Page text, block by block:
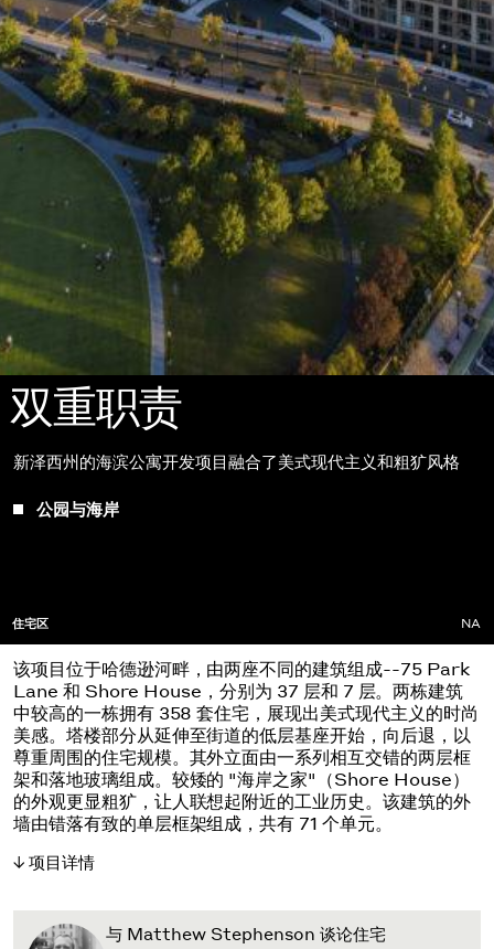
双重职责
新泽西州的海滨公寓开发项目融合了美式现代主义和粗犷风格
公园与海岸
住宅区 NA
该项目位于哈德逊河畔，由两座不同的建筑组成--75 Park
Lane 和 Shore House，分别为 37 层和 7 层。两栋建筑
中较高的一栋拥有 358 套住宅，展现出美式现代主义的时尚
美感。塔楼部分从延伸至街道的低层基座开始，向后退，以
尊重周围的住宅规模。其外立面由一系列相互交错的两层框
架和落地玻璃组成。较矮的 "海岸之家"（Shore House）
的外观更显粗犷，让人联想起附近的工业历史。该建筑的外
墙由错落有致的单层框架组成，共有 71 个单元。
项目详情
与 Matthew Stephenson 谈论住宅